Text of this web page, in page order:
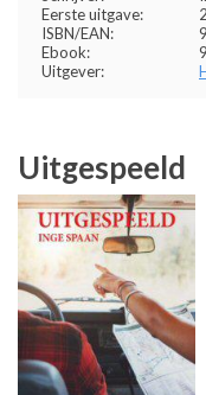
Eerste uitgave:
ISBN/EAN:
Ebook:
Uitgever:
Uitgespeeld